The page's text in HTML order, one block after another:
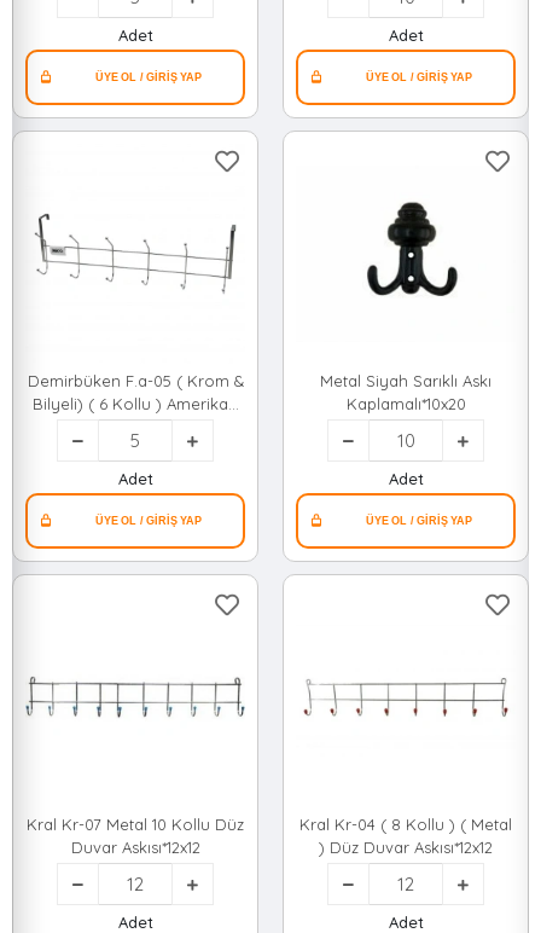
Adet Adet
Demirbüken F.a-05 ( Krom &
Bilyeli) ( 6 Kollu ) Amerikan
Kapı Arkası Askı*5x14
Adet
Metal Siyah Sarıklı Askı
Kaplamalı*10x20
Adet
Kral Kr-07 Metal 10 Kollu Düz
Duvar Askısı*12x12
Adet
Kral Kr-04 ( 8 Kollu ) ( Metal
) Düz Duvar Askısı*12x12
Adet